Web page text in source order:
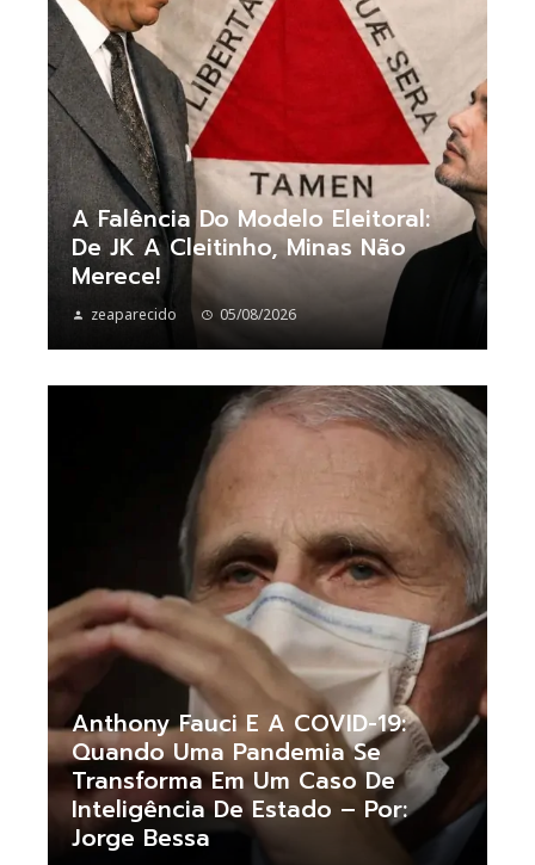
A Falência Do Modelo Eleitoral:
De JK A Cleitinho, Minas Não
Merece!
zeaparecido 05/08/2026
Anthony Fauci E A COVID-19:
Quando Uma Pandemia Se
Transforma Em Um Caso De
Inteligência De Estado – Por:
Jorge Bessa